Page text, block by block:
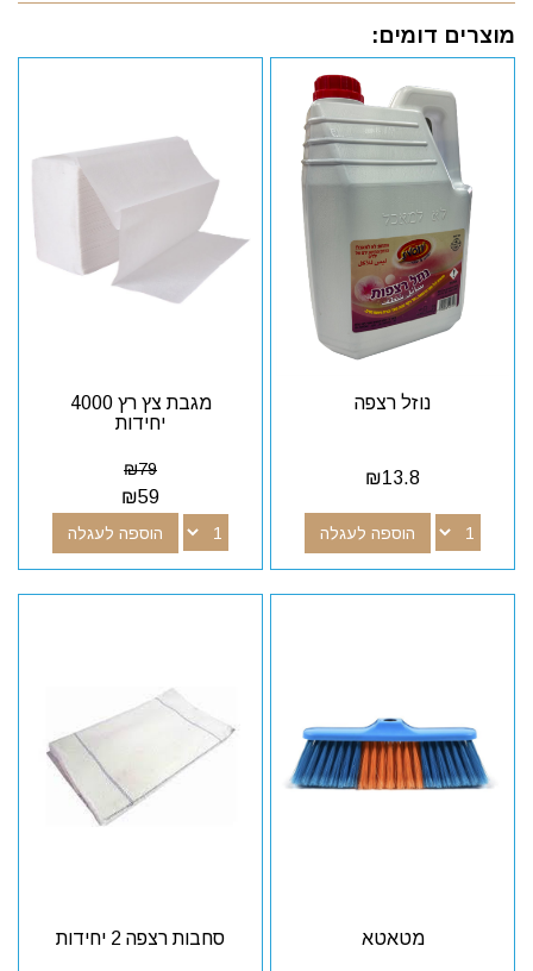
מוצרים דומים:
נוזל רצפה
₪13.8
הוספה לעגלה
מגבת צץ רץ 4000
יחידות
₪79
₪59
הוספה לעגלה
מטאטא סחבות רצפה 2 יחידות